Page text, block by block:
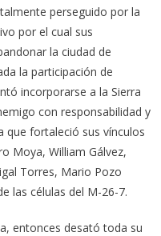
perseguido por la
por el cual sus
la ciudad de
la participación de
incorporarse a la Sierra
con responsabilidad y
que fortaleció sus vínculos
Moya, William Gálvez,
Torres, Mario Pozo
las células del M-26-7.
entonces desató toda su